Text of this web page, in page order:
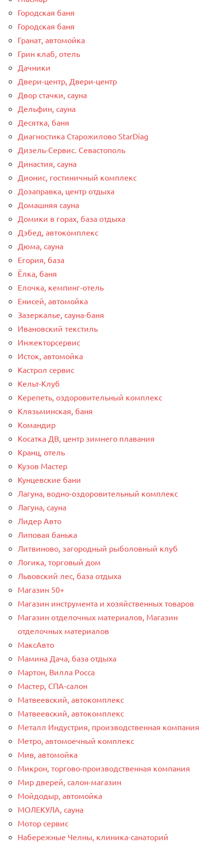
Городская баня
Городская баня
Гранат, автомойка
Грин клаб, отель
Дачники
Двери-центр, Двери-центр
Двор стачки, сауна
Дельфин, сауна
Десятка, баня
Диагностика Старожилово StarDiag
Дизель-Сервис. Севастополь
Династия, сауна
Дионис, гостиничный комплекс
Дозаправка, центр отдыха
Домашняя сауна
Домики в горах, база отдыха
Дэбед, автокомплекс
Дюма, сауна
Егория, база
Ёлка, баня
Елочка, кемпинг-отель
Енисей, автомойка
Зазеркалье, сауна-баня
Ивановский текстиль
Инжекторсервис
Исток, автомойка
Кастрол сервис
Кельт-Клуб
Керепеть, оздоровительный комплекс
Клязьминская, баня
Командир
Косатка ДВ, центр зимнего плавания
Кранц, отель
Кузов Мастер
Кунцевские бани
Лагуна, водно-оздоровительный комплекс
Лагуна, сауна
Лидер Авто
Липовая банька
Литвиново, загородный рыболовный клуб
Логика, торговый дом
Львовский лес, база отдыха
Магазин 50+
Магазин инструмента и хозяйственных товаров
Магазин отделочных материалов, Магазин
отделочных материалов
МаксАвто
Мамина Дача, база отдыха
Мартон, Вилла Росса
Мастер, СПА-салон
Матвеевский, автокомплекс
Матвеевский, автокомплекс
Металл Индустрия, производственная компания
Метро, автомоечный комплекс
Мив, автомойка
Микрон, торгово-производственная компания
Мир дверей, салон-магазин
Мойдодыр, автомойка
МОЛЕКУЛА, сауна
Мотор сервис
Набережные Челны, клиника-санаторий